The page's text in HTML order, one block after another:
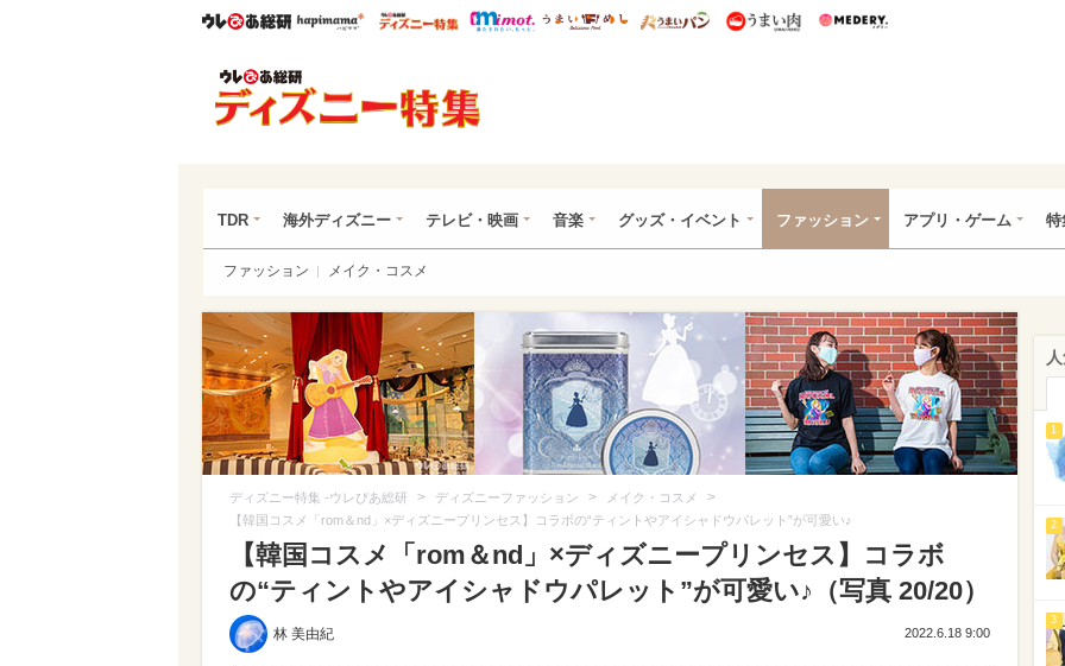
ウレぴあ総研ハピママ* ウレぴあ総研 ディズニー特集
mimot. うまいめし うまいパン うまい肉
TDR 海外ディズニー テレビ・映画 音楽 グッズ・イベント ファッション アプリ・ゲーム 特
ファッション メイク・コスメ
ディズニー特集 -ウレぴあ総研 > ディズニーファッション > メイク・コスメ >
【韓国コスメ「rom＆nd」×ディズニープリンセス】コラボの“ティントやアイシャドウパレット”が可愛い♪
【韓国コスメ「rom＆nd」×ディズニープリンセス】コラボ
の“ティントやアイシャドウパレット”が可愛い♪（写真 20/20）
林 美由紀 2022.6.18 9:00
1
2
3